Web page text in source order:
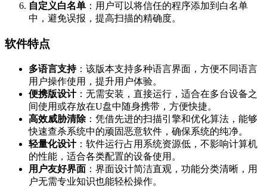
自定义白名单 ：用户可以将信任的程序添加到白名单
中，避免误报，提高扫描的精确度。
软件特点
多语言支持：该版本支持多种语言界面，方便不同语言
用户操作使用，提升用户体验。
便携版设计：无需安装，直接运行，适合在多台设备之
间使用或存放在U盘中随身携带，方便快捷。
高效威胁清除：凭借先进的扫描引擎和优化算法，能够
快速查杀系统中的顽固恶意软件，确保系统的纯净。
轻量化设计：软件运行占用系统资源低，不影响计算机
的性能，适合各类配置的设备使用。
用户友好界面 ：界面设计简洁直观，功能分类清晰，用
户无需专业知识也能轻松操作。